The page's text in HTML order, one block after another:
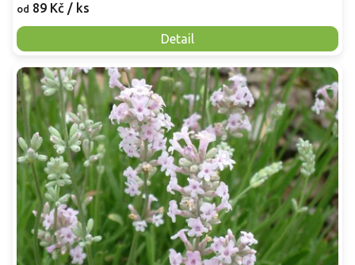
od 89 Kč / ks
Detail